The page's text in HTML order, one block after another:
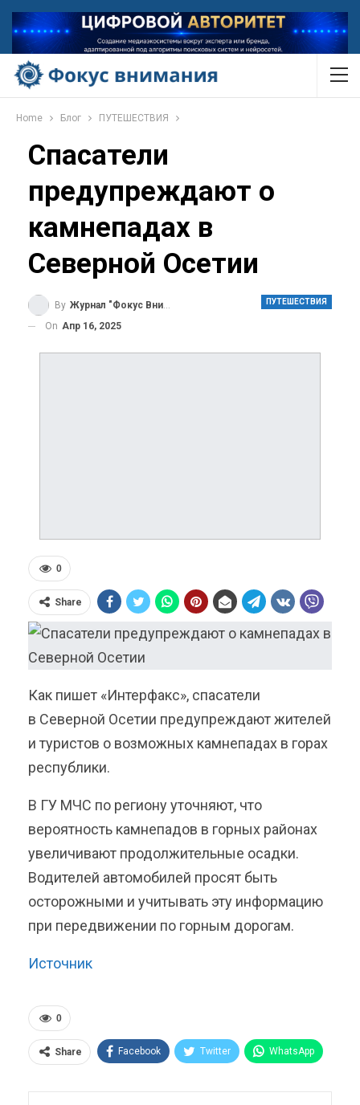
Home Блог ПУТЕШЕСТВИЯ
Спасатели
предупреждают о
камнепадах в
Северной Осетии
ПУТЕШЕСТВИЯ
By Журнал "Фокус Внимания"
On Апр 16, 2025
0
Share
Как пишет «Интерфакс», спасатели
в Северной Осетии предупреждают жителей
и туристов о возможных камнепадах в горах
республики.
В ГУ МЧС по региону уточняют, что
вероятность камнепадов в горных районах
увеличивают продолжительные осадки.
Водителей автомобилей просят быть
осторожными и учитывать эту информацию
при передвижении по горным дорогам.
Источник
0
Share Facebook Twitter WhatsApp